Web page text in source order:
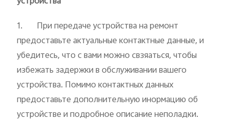
1. При передаче устройства на ремонт
предоставьте актуальные контактные данные, и
убедитесь, что с вами можно свзяаться, чтобы
избежать задержки в обслуживании вашего
устройства. Помимо контактных данных
предоставьте дополнительную инормацию об
устройстве и подробное описание неполадки.